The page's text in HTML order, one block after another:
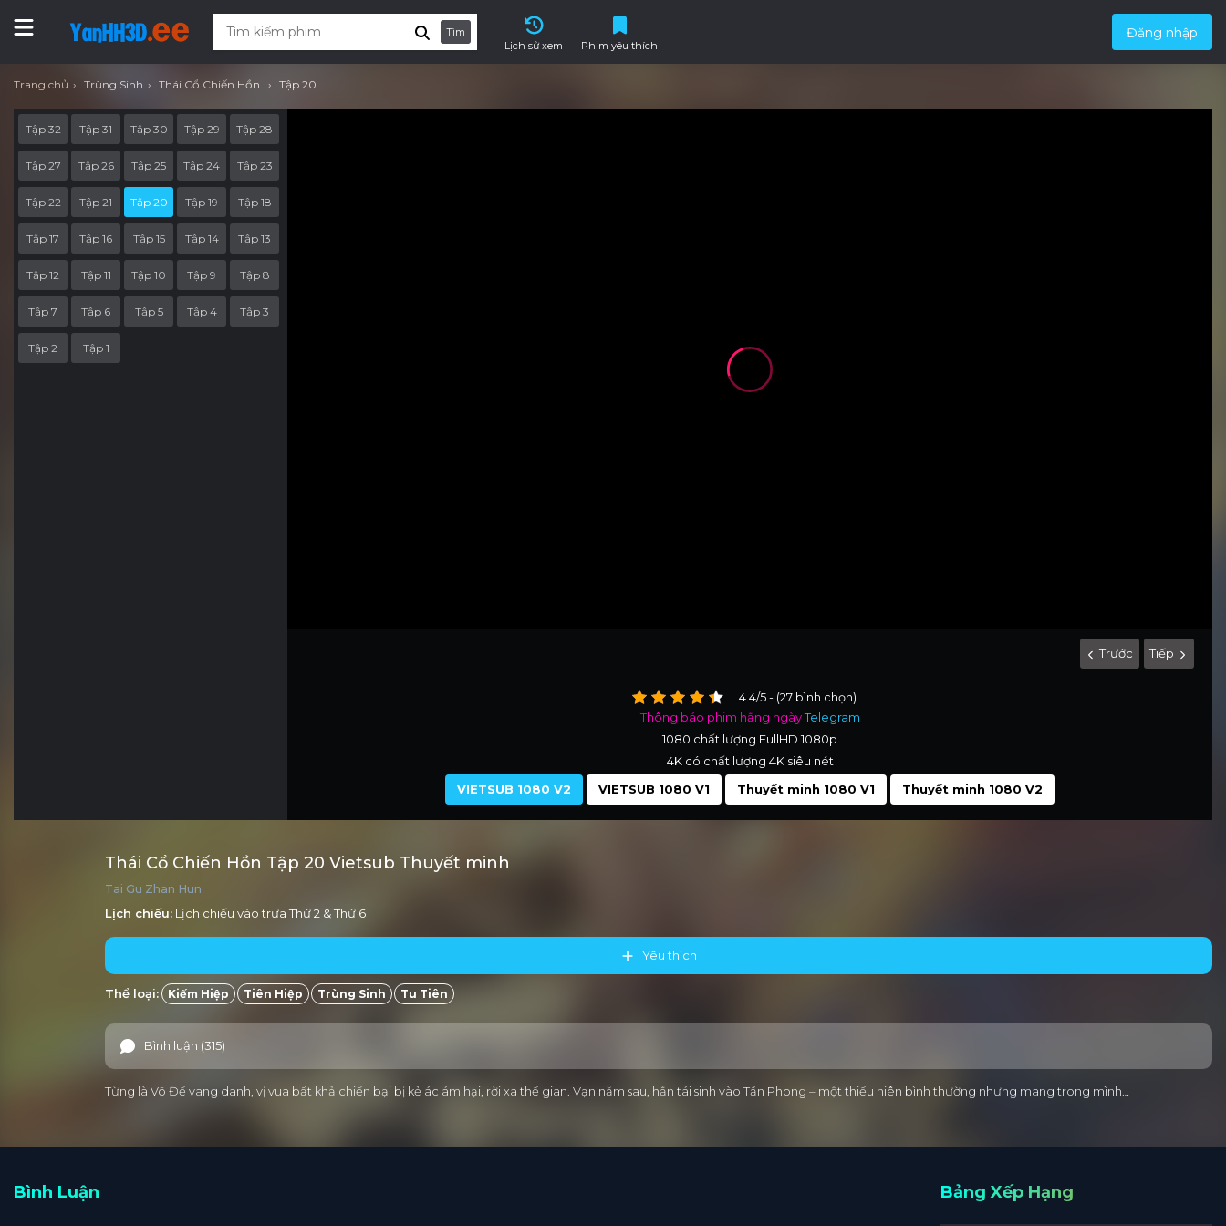
Tìm
Lịch sử xem
Phim yêu thích
Đăng nhập
Trang chủ Trùng Sinh Thái Cổ Chiến Hồn Tập 20
Trước Tiếp
4.4/5 - (27 bình chọn)
Thông báo phim hằng ngàyTelegram
1080 chất lượng FullHD 1080p
4K có chất lượng 4K siêu nét
VIETSUB 1080 V2
VIETSUB 1080 V1 Thuyết minh 1080 V1 Thuyết minh 1080 V2
Tập 32 Tập 31 Tập 30 Tập 29 Tập 28
Tập 27 Tập 26 Tập 25 Tập 24 Tập 23
Tập 22 Tập 21 Tập 20 Tập 19 Tập 18
Tập 17 Tập 16 Tập 15 Tập 14 Tập 13
Tập 12 Tập 11 Tập 10 Tập 9 Tập 8
Tập 7 Tập 6 Tập 5 Tập 4 Tập 3
Tập 2 Tập 1
Thái Cổ Chiến Hồn Tập 20 Vietsub Thuyết minh
Tai Gu Zhan Hun
Lịch chiếu: Lịch chiếu vào trưaThứ 2 &Thứ 6
Yêu thích
Thể loại: Kiếm Hiệp Tiên Hiệp Trùng Sinh Tu Tiên
Bình luận (315)
Từng là Võ Đế vang danh, vị vua bất khả chiến bại bị kẻ ác ám hại, rời xa thế gian. Vạn năm sau, hắn tái sinh vào Tần Phong – một thiếu niên bình thường nhưng mang trong mình…
Bình Luận Bảng Xếp Hạng